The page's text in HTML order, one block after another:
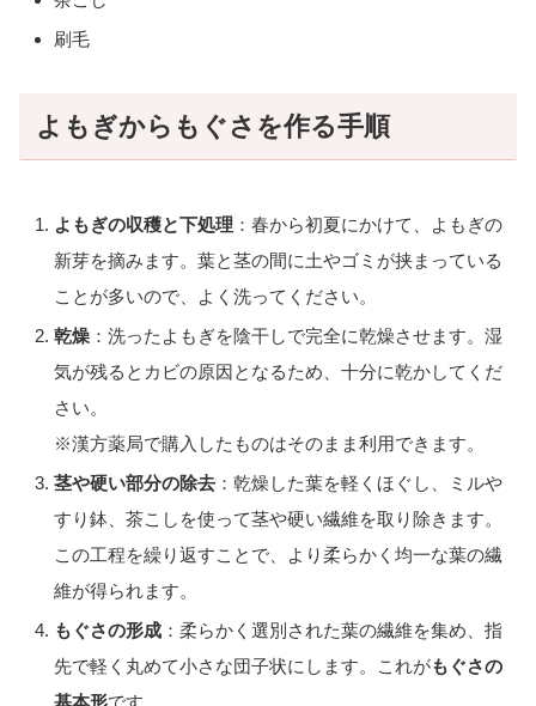
刷毛
よもぎからもぐさを作る手順
よもぎの収穫と下処理 ：春から初夏にかけて、よもぎの
新芽を摘みます。葉と茎の間に土やゴミが挟まっている
ことが多いので、よく洗ってください。
乾燥 ：洗ったよもぎを陰干しで完全に乾燥させます。湿
気が残るとカビの原因となるため、十分に乾かしてくだ
さい。
※漢方薬局で購入したものはそのまま利用できます。
茎や硬い部分の除去 ：乾燥した葉を軽くほぐし、ミルや
すり鉢、茶こしを使って茎や硬い繊維を取り除きます。
この工程を繰り返すことで、より柔らかく均一な葉の繊
維が得られます。
もぐさの形成 ：柔らかく選別された葉の繊維を集め、指
先で軽く丸めて小さな団子状にします。これがもぐさの